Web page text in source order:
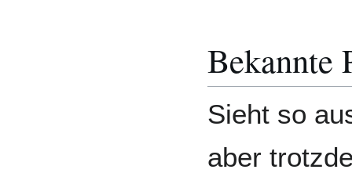
Bekannte
Sieht so
aber